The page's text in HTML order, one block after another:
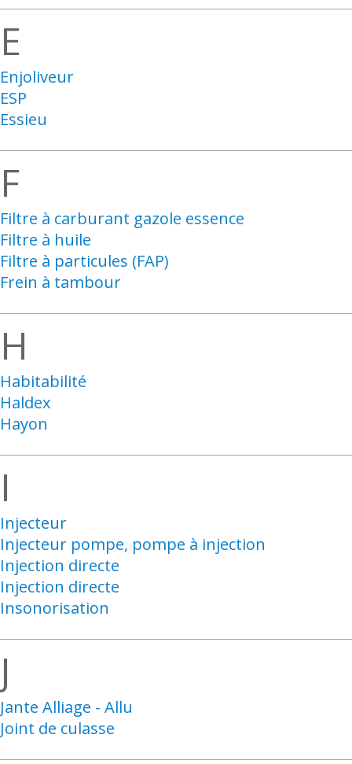
E
Enjoliveur
ESP
Essieu
F
Filtre à carburant gazole essence
Filtre à huile
Filtre à particules (FAP)
Frein à tambour
H
Habitabilité
Haldex
Hayon
I
Injecteur
Injecteur pompe, pompe à injection
Injection directe
Injection directe
Insonorisation
J
Jante Alliage - Allu
Joint de culasse